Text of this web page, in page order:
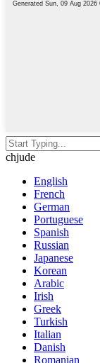
chjude
English
French
German
Portuguese
Spanish
Russian
Japanese
Korean
Arabic
Irish
Greek
Turkish
Italian
Danish
Romanian